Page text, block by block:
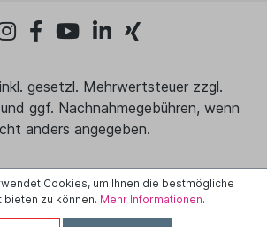
gesetzl. Mehrwertsteuer zzgl.
und ggf. Nachnahmegebühren, wenn
anders angegeben.
Cookies, um Ihnen die bestmögliche
bieten zu können. Mehr Informationen.